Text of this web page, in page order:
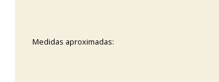
Medidas aproximadas: